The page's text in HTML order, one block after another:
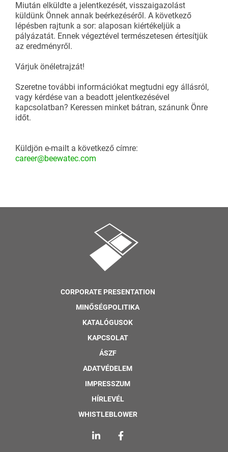
Miután elküldte a jelentkezését, visszaigazolást
küldünk Önnek annak beérkezéséről. A következő
lépésben rajtunk a sor: alaposan kiértékeljük a
pályázatát. Ennek végeztével természetesen értesítjük
az eredményről.
Várjuk önéletrajzát!
Szeretne további információkat megtudni egy állásról,
vagy kérdése van a beadott jelentkezésével
kapcsolatban? Keressen minket bátran, szánunk Önre
időt.
Küldjön e-mailt a következő címre:
career@beewatec.com
CORPORATE PRESENTATION
MINŐSÉGPOLITIKA
KATALÓGUSOK
KAPCSOLAT
ÁSZF
ADATVÉDELEM
IMPRESSZUM
HÍRLEVÉL
WHISTLEBLOWER